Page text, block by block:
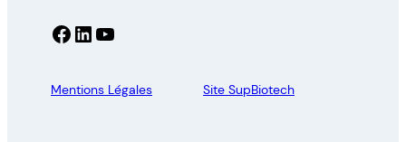
Facebook LinkedIn YouTube
Mentions Légales Site SupBiotech